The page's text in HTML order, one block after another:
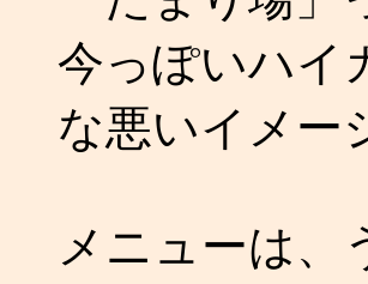
今っぽいハイ
な悪いイメー
メニューは、